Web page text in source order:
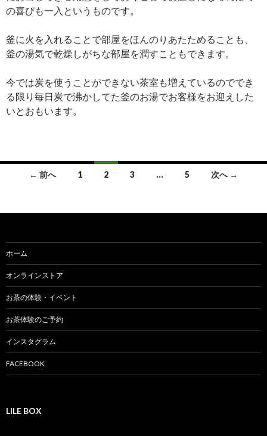
の喜びも一入というものです。
釜に火を入れることで部屋をほんのりあたためることも、
釜の湯気で乾燥しがちな部屋を潤すこともできます。
今では炭を使うことができない茶室も増えているのででき
る限り毎日炭で沸かしてた釜のお湯でお客様をお迎えした
いとおもいます。
稿
ナ
ビ
ゲ
ー
シ
ョ
ン
← 前へ 1 2 3 … 5 次へ →
ホーム
オンラインストア
お茶の体験・イベント
お茶体験のご予約
インスタグラム
FACEBOOK
LILE BOX